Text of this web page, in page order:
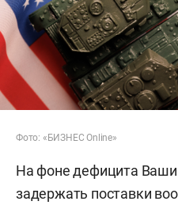
Фото: «БИЗНЕС Online»
На фоне дефицита
задержать поставки